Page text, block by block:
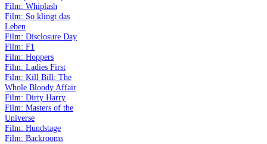
Film: Whiplash
Film: So klingt das
Leben
Film: Disclosure Day
Film: F1
Film: Hoppers
Film: Ladies First
Film: Kill Bill: The
Whole Bloody Affair
Film: Dirty Harry
Film: Masters of the
Universe
Film: Hundstage
Film: Backrooms